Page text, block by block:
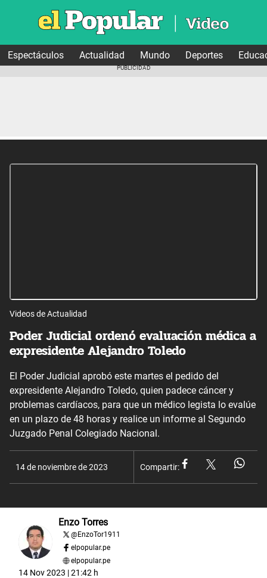
Espectáculos Actualidad Mundo Deportes
Videos de Actualidad
Poder Judicial ordenó evaluación médica a
expresidente Alejandro Toledo
El Poder Judicial aprobó este martes el pedido del
expresidente Alejandro Toledo, quien padece cáncer y
problemas cardíacos, para que un médico legista lo evalúe
en un plazo de 48 horas y realice un informe al Segundo
Juzgado Penal Colegiado Nacional.
14 de noviembre de 2023 Compartir:
Enzo Torres
@EnzoTor1911
elpopular.pe
elpopular.pe
14 Nov 2023 | 21:42 h